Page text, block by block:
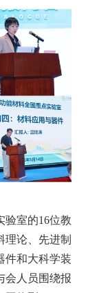
验室的16位教
理论、先进制
件和大科学装
会人员围绕报